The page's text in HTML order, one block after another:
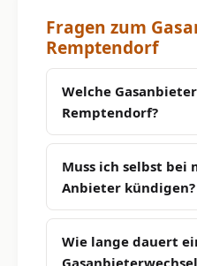
Fragen zum
Remptendorf
Welche
Remptendorf?
Muss ich selbst bei
Anbieter kündigen?
Wie lange dauert